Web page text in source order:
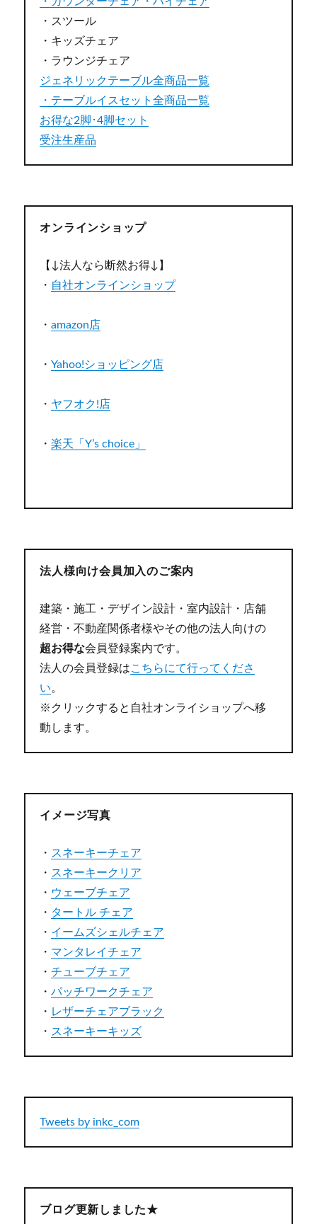
・スツール
・キッズチェア
・ラウンジチェア
ジェネリックテーブル全商品一覧
・テーブルイスセット全商品一覧
お得な2脚･4脚セット
受注生産品
オンラインショップ
【↓法人なら断然お得↓】
・ 自社オンラインショップ
・amazon店
・Yahoo!ショッピング店
・ ヤフオク!店
・楽天「Y’s choice」
法人様向け会員加入のご案内
建築・施工・デザイン設計・室内設計・店舗
経営・不動産関係者様やその他の法人向けの
超お得な会員登録案内です。
法人の会員登録はこちらにて行ってくださ
い。
※クリックすると自社オンライショップへ移
動します。
イメージ写真
・ スネーキーチェア
・ スネーキークリア
・ ウェーブチェア
・ タートル チェア
・ イームズシェルチェア
・ マンタレイチェア
・チューブチェア
・パッチワークチェア
・
レザーチェアブラック
・ スネーキーキッズ
Tweets by inkc_com
ブログ更新しました★